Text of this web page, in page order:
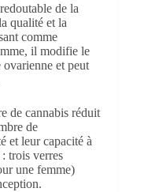
de la
qualité et la
comme
il modifie le
et peut
de cannabis réduit
de
et leur capacité à
: trois verres
une femme)